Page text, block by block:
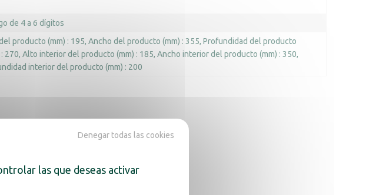
de 4 a 6 dígitos
producto (mm) : 195 Ancho del producto (mm) : 355 Profundidad del producto
270 Alto interior del producto (mm) : 185 Ancho interior del producto (mm) : 350
interior del producto (mm) : 200
las que deseas activar
Denegar todas las cookies